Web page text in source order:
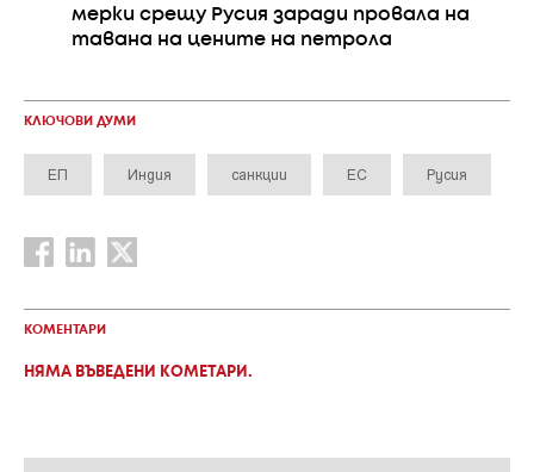
мерки срещу Русия заради провала на
тавана на цените на петрола
КЛЮЧОВИ ДУМИ
ЕП Индия санкции ЕС Русия
КОМЕНТАРИ
НЯМА ВЪВЕДЕНИ КОМЕТАРИ.